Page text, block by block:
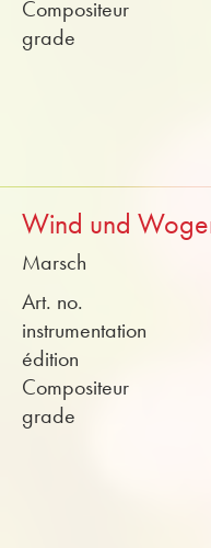
Compositeur
grade
Wind und
Marsch
Art. no.
instrumentation
édition
Compositeur
grade